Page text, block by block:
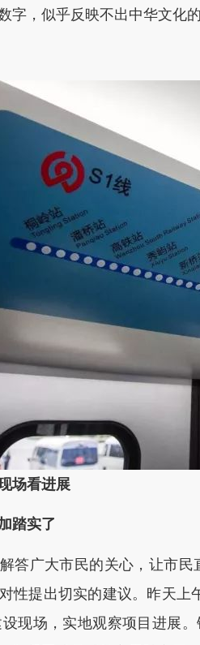
字，似乎反映不出中华文
场看进展
踏实了
广大市民的关心，让市民
性提出切实的建议。昨天上
现场，实地观察项目进展